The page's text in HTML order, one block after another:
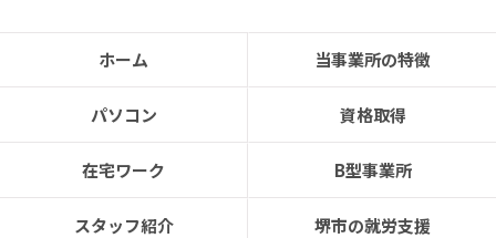
ホーム 当事業所の特徴
パソコン 資格取得
在宅ワーク B型事業所
スタッフ紹介 堺市の就労支援